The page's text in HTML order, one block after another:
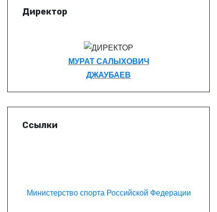
Директор
МУРАТ САЛЫХОВИЧ
ДЖАУБАЕВ
Ссылки
Министерство спорта Российской Федерации